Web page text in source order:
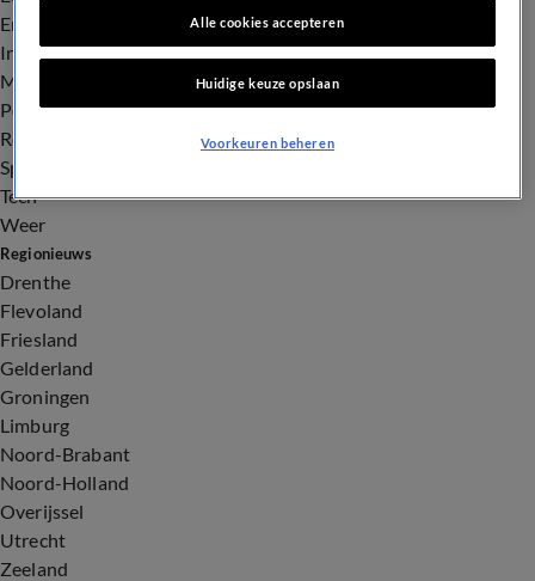
Entertainment
Infrastructuur
Milieu en Gezondheid
Politiek
Royalty
Sport
Tech
Weer
Regionieuws
Drenthe
Flevoland
Friesland
Gelderland
Groningen
Limburg
Noord-Brabant
Noord-Holland
Overijssel
Utrecht
Zeeland
Alle cookies accepteren
Huidige keuze opslaan
Voorkeuren beheren